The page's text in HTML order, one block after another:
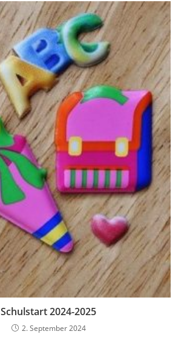
Schulstart 2024-2025
2. September 2024